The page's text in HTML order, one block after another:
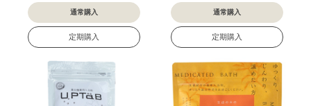
通常購入
定期購入
通常購入
定期購入